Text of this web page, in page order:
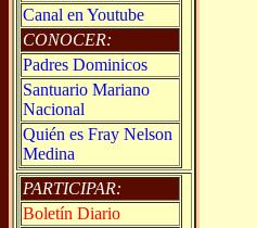
Canal en Youtube
CONOCER:
Padres Dominicos
Santuario Mariano
Nacional
Quién es Fray Nelson
Medina
PARTICIPAR:
Boletín Diario